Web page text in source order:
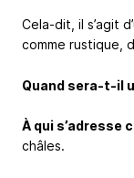
Cela-dit, il s’agit
comme rustique,
Quand sera-t-il
À qui s’adresse
châles.